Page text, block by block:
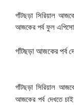
গাঁটছড়া সিরিয়াল
আজকের পর্ব ফুল
গাঁটছড়া আজকের পর্ব
গাঁটছড়া সিরিয়াল
আজকের পর্ব দেখতে